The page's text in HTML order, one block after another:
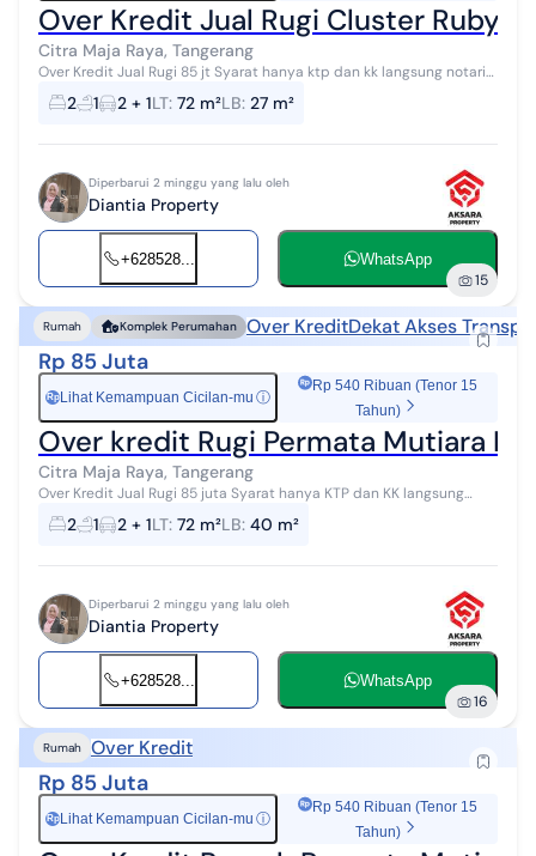
Over Kredit Jual Rugi Cluster Ruby
Citra Maja Raya, Tangerang
Over Kredit Jual Rugi 85 jt Syarat hanya ktp dan kk langsung notaris
Permata Mutiara Maja Cluster Ruby 800 meter dari stasiun maja
hanya 4 menit ...
2 1 2 + 1LT: 72 m²LB: 27 m²
Diperbarui 2 minggu yang lalu oleh
Diantia Property
+628528... WhatsApp
15
Rumah Komplek Perumahan Over KreditDekat Akses
Rp 85 Juta
Rp Lihat Kemampuan Cicilan-mu ⓘ
Rp 540 Ribuan (Tenor 15
Tahun)
Over kredit Rugi Permata Mutiara
Citra Maja Raya, Tangerang
Over Kredit Jual Rugi 85 juta Syarat hanya KTP dan KK langsung
Notaris Sudah Renove Dapur dan Canopy Teras Permata Mutiara
Maja Cluster Ruby 800 m...
2 1 2 + 1LT: 72 m²LB: 40 m²
Diperbarui 2 minggu yang lalu oleh
Diantia Property
+628528... WhatsApp
16
Rumah Over Kredit
Rp 85 Juta
Rp Lihat Kemampuan Cicilan-mu ⓘ
Rp 540 Ribuan (Tenor 15
Tahun)